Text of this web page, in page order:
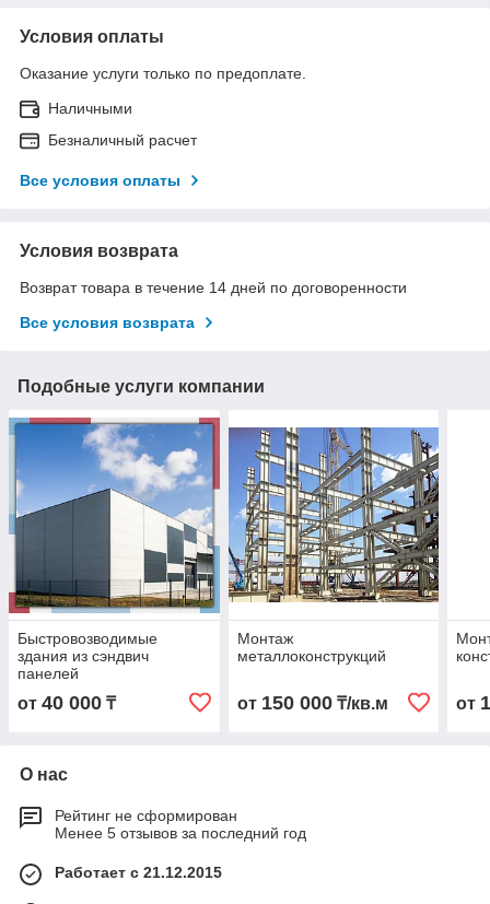
Условия оплаты
Оказание услуги только по предоплате.
Наличными
Безналичный расчет
Все условия оплаты
Условия возврата
Возврат товара в течение 14 дней по договоренности
Все условия возврата
Подобные услуги компании
Быстровозводимые
здания из сэндвич
панелей
от 40 000 ₸
Монтаж
металлоконструкций
от 150 000₸/кв.м от
О нас
Рейтинг не сформирован
Менее 5 отзывов за последний год
Работает с 21.12.2015